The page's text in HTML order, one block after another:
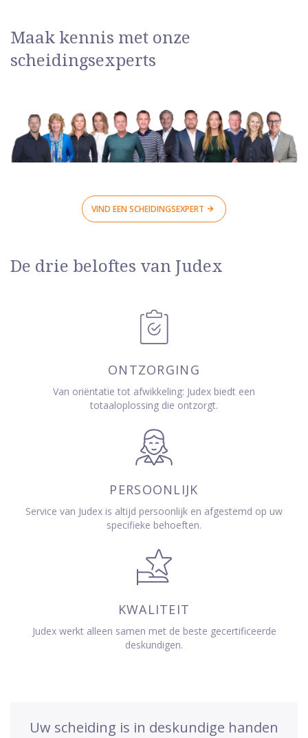
Maak kennis met onze
scheidingsexperts
VIND EEN SCHEIDINGSEXPERT
De drie beloftes van Judex
ONTZORGING
Van oriëntatie tot afwikkeling: Judex biedt een
totaaloplossing die ontzorgt.
PERSOONLIJK
Service van Judex is altijd persoonlijk en afgestemd op uw
specifieke behoeften.
KWALITEIT
Judex werkt alleen samen met de beste gecertificeerde
deskundigen.
Uw scheiding is in deskundige handen